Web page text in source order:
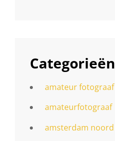
Categorieën
amateur fotograaf
amateurfotograaf
amsterdam noord